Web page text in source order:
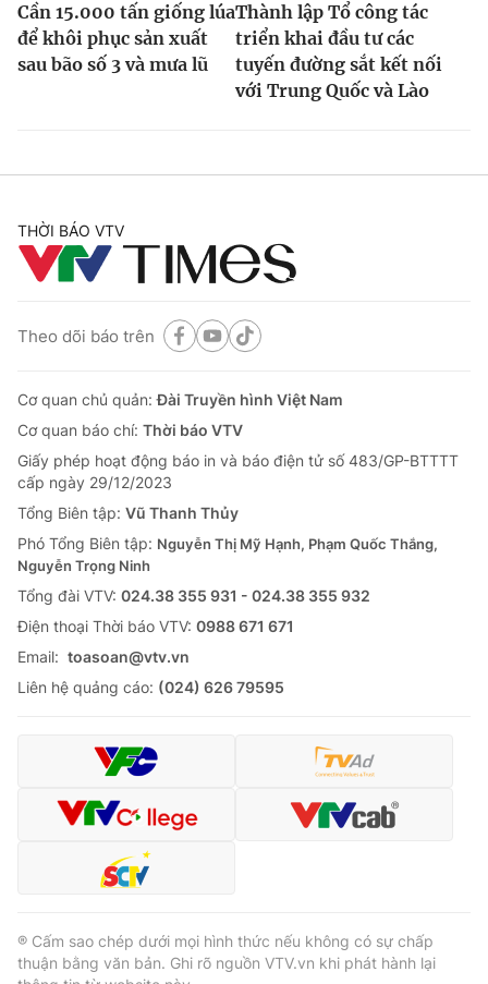
Cần 15.000 tấn giống lúa
để khôi phục sản xuất
sau bão số 3 và mưa lũ
Thành lập Tổ công tác
triển khai đầu tư các
tuyến đường sắt kết nối
với Trung Quốc và Lào
THỜI BÁO VTV
Theo dõi báo trên
Cơ quan chủ quản:Đài Truyền hình Việt Nam
Cơ quan báo chí: Thời báo VTV
Giấy phép hoạt động báo in và báo điện tử số 483/GP-BTTTT
cấp ngày 29/12/2023
Tổng Biên tập: Vũ Thanh Thủy
Phó Tổng Biên tập: Nguyễn Thị Mỹ Hạnh, Phạm Quốc Thắng,
Nguyễn Trọng Ninh
Tổng đài VTV: 024.38 355 931 - 024.38 355 932
Ðiện thoại Thời báo VTV: 0988 671 671
Email: toasoan@vtv.vn
Liên hệ quảng cáo: (024) 626 79595
® Cấm sao chép dưới mọi hình thức nếu không có sự chấp
thuận bằng văn bản. Ghi rõ nguồn VTV.vn khi phát hành lại